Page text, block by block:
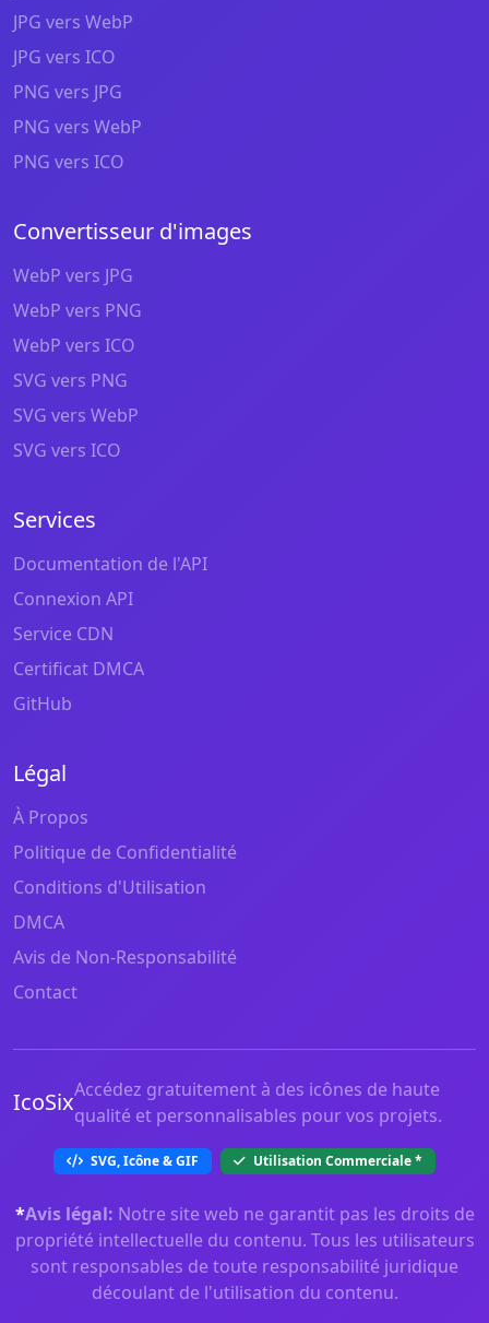
JPG vers WebP
JPG vers ICO
PNG vers JPG
PNG vers WebP
PNG vers ICO
Convertisseur d'images
WebP vers JPG
WebP vers PNG
WebP vers ICO
SVG vers PNG
SVG vers WebP
SVG vers ICO
Services
Documentation de l'API
Connexion API
Service CDN
Certificat DMCA
GitHub
Légal
À Propos
Politique de Confidentialité
Conditions d'Utilisation
DMCA
Avis de Non-Responsabilité
Contact
IcoSixAccédez gratuitement à des icônes de haute
qualité et personnalisables pour vos projets.
SVG, Icône & GIF Utilisation Commerciale*
*Avis légal: Notre site web ne garantit pas les droits de
propriété intellectuelle du contenu. Tous les utilisateurs
sont responsables de toute responsabilité juridique
découlant de l'utilisation du contenu.